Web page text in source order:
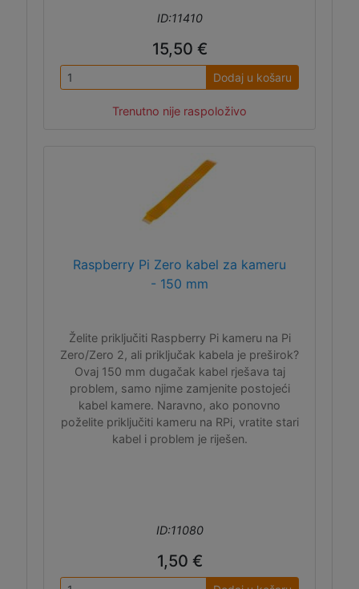
ID:11410
15,50 €
Dodaj u košaru
Trenutno nije raspoloživo
Raspberry Pi Zero kabel za kameru
- 150 mm
Želite priključiti Raspberry Pi kameru na Pi
Zero/Zero 2, ali priključak kabela je preširok?
Ovaj 150 mm dugačak kabel rješava taj
problem, samo njime zamjenite postojeći
kabel kamere. Naravno, ako ponovno
poželite priključiti kameru na RPi, vratite stari
kabel i problem je riješen.
ID:11080
1,50 €